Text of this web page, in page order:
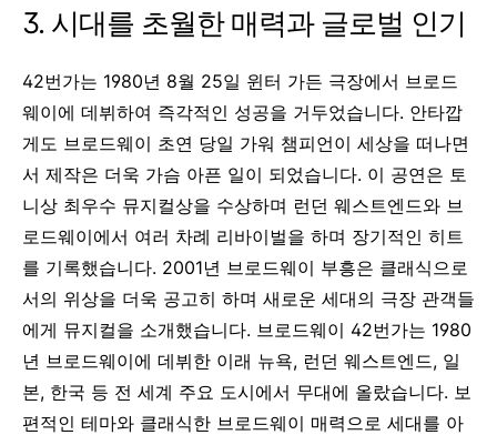
3. 시대를 초월한 매력과 글로벌 인기
42번가는 1980년 8월 25일 윈터 가든 극장에서 브로드
웨이에 데뷔하여 즉각적인 성공을 거두었습니다. 안타깝
게도 브로드웨이 초연 당일 가워 챔피언이 세상을 떠나면
서 제작은 더욱 가슴 아픈 일이 되었습니다. 이 공연은 토
니상 최우수 뮤지컬상을 수상하며 런던 웨스트엔드와 브
로드웨이에서 여러 차례 리바이벌을 하며 장기적인 히트
를 기록했습니다. 2001년 브로드웨이 부흥은 클래식으로
서의 위상을 더욱 공고히 하며 새로운 세대의 극장 관객들
에게 뮤지컬을 소개했습니다. 브로드웨이 42번가는 1980
년 브로드웨이에 데뷔한 이래 뉴욕, 런던 웨스트엔드, 일
본, 한국 등 전 세계 주요 도시에서 무대에 올랐습니다. 보
편적인 테마와 클래식한 브로드웨이 매력으로 세대를 아